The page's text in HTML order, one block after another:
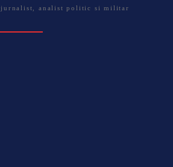
jurnalist, analist politic si militar